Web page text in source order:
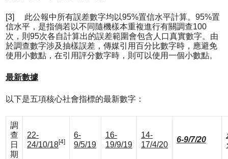
[3] 此公報中所有誤差數字均以95%置信水平計算。95%置
信水平，是指倘若以不同隨機樣本重複進行有關調查100
次，則95次各自計算出的誤差範圍會包含人口真實數字。由
於調查數字涉及抽樣誤差，傳媒引用百分比數字時，應避免
使用小數點，在引用評分數字時，則可以使用一個小數點。
最新數據
以下是五項核心社會指標的最新數字：
調
查
日
期
22-
24/10/18[4]
6-
9/5/19
16-
19/9/19
14-
17/4/20
6-9/7/20